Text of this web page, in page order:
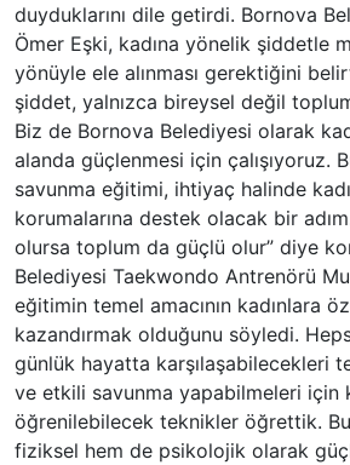
duyduklarını dile getirdi. Bornova
Ömer Eşki, kadına yönelik şiddetle
yönüyle ele alınması gerektiğini
şiddet, yalnızca bireysel değil
Biz de Bornova Belediyesi olarak
alanda güçlenmesi için çalışıyoruz.
savunma eğitimi, ihtiyaç halinde
korumalarına destek olacak bir
olursa toplum da güçlü olur” diye
Belediyesi Taekwondo Antrenörü
eğitimin temel amacının kadınlara
kazandırmak olduğunu söyledi.
günlük hayatta karşılaşabilecekleri
ve etkili savunma yapabilmeleri için
öğrenilebilecek teknikler öğrettik.
fiziksel hem de psikolojik olarak